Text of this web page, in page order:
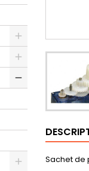
Sachet de